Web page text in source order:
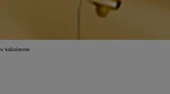
kalkulatorze.